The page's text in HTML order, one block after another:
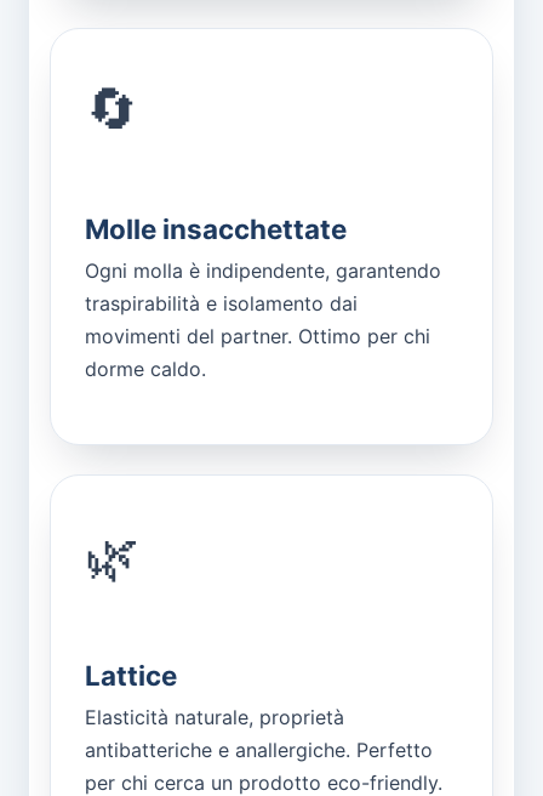
🔄
Molle insacchettate
Ogni molla è indipendente, garantendo
traspirabilità e isolamento dai
movimenti del partner. Ottimo per chi
dorme caldo.
🌿
Lattice
Elasticità naturale, proprietà
antibatteriche e anallergiche. Perfetto
per chi cerca un prodotto eco-friendly.